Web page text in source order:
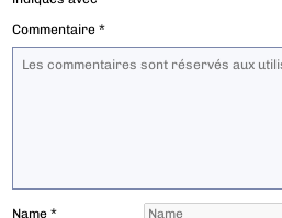
Commentaire*
Name*